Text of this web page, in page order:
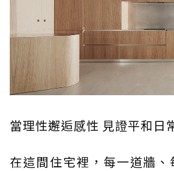
當理性邂逅感性 見證平和日
在這間住宅裡，每一道牆